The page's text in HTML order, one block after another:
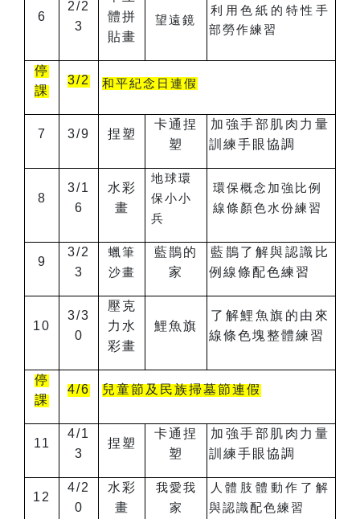
6
2/2
3
體拼
貼畫
望遠鏡
利用色紙的特性手
部勞作練習
停
課
3/2 和平紀念日連假
7 3/9 捏塑
卡通捏
塑
加強手部肌肉力量
訓練手眼協調
8
3/1
6
水彩
畫
地球環
保小小
兵
環保概念加強比例
線條顏色水份練習
9
3/2
3
蠟筆
沙畫
藍鵲的
家
藍鵲了解與認識比
例線條配色練習
10
3/3
0
壓克
力水
彩畫
鯉魚旗
了解鯉魚旗的由來
線條色塊整體練習
停
課
4/6 兒童節及民族掃墓節連假
11
4/1
3
捏塑
卡通捏
塑
加強手部肌肉力量
訓練手眼協調
12
4/2
0
水彩
畫
我愛我
家
人體肢體動作了解
與認識配色練習